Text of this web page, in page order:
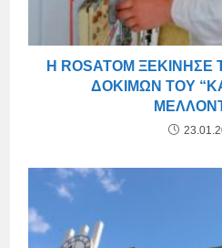
Η ROSATOM
ΔΟΚΙΜΏΝ ΤΟΥ